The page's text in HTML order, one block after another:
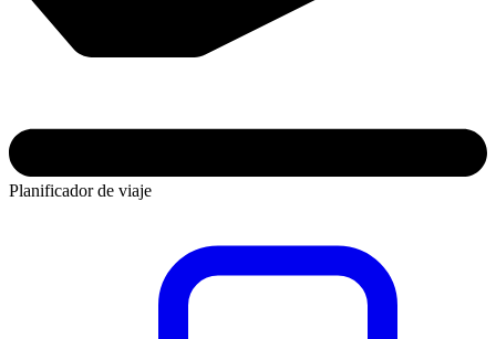
Planificador de viaje